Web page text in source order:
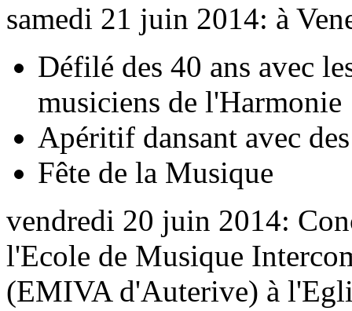
samedi 21 juin 2014: à
Défilé des 40 ans avec
musiciens de l'Harmonie
Apéritif dansant avec
Fête de la Musique
vendredi 20 juin 2014:
l'Ecole de Musique
(EMIVA d'Auterive) à